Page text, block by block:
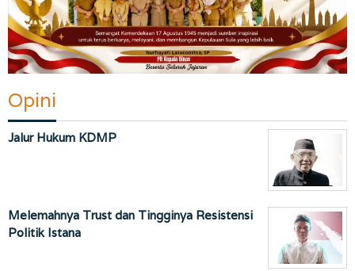
Opini
Jalur Hukum KDMP
Melemahnya Trust dan Tingginya Resistensi
Politik Istana